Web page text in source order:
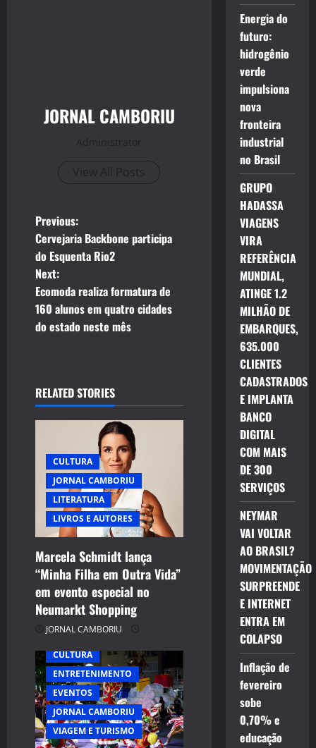
JORNAL CAMBORIU
Administrator
View All Posts
P
o
s
t
v
i
o
n
Previous:
Cervejaria Backbone participa
do Esquenta Rio2
Next:
Ecomoda realiza formatura de
160 alunos em quatro cidades
do estado neste mês
RELATED STORIES
CULTURA
JORNAL CAMBORIU
LITERATURA
LIVROS E AUTORES
Marcela Schmidt lança
“Minha Filha em Outra Vida”
em evento especial no
Neumarkt Shopping
JORNAL CAMBORIU
CULTURA
ENTRETENIMENTO
EVENTOS
JORNAL CAMBORIU
VIAGEM E TURISMO
Energia do
futuro:
hidrogênio
verde
impulsiona
nova
fronteira
industrial
no Brasil
GRUPO
HADASSA
VIAGENS
VIRA
REFERÊNCIA
MUNDIAL,
ATINGE 1.2
MILHÃO DE
EMBARQUES,
635.000
CLIENTES
CADASTRADOS
E IMPLANTA
BANCO
DIGITAL
COM MAIS
DE 300
SERVIÇOS
NEYMAR
VAI VOLTAR
AO BRASIL?
MOVIMENTAÇÃO
SURPREENDE
E INTERNET
ENTRA EM
COLAPSO
Inflação de
fevereiro
sobe
0,70% e
educação